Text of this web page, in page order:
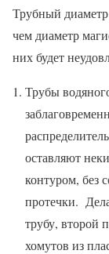
Трубный
чем диаметр
них будет
Трубы
оставляют
контуром, без
протечки.
трубу, второй
хомутов из